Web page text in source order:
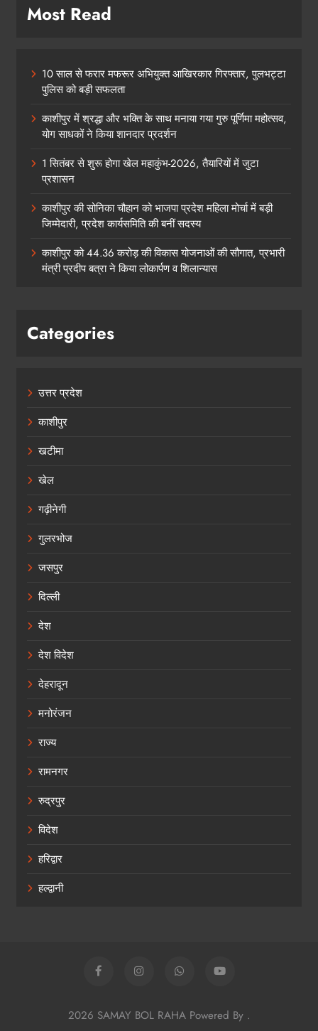
Most Read
10 साल से फरार मफरूर अभियुक्त आखिरकार गिरफ्तार, पुलभट्टा
पुलिस को बड़ी सफलता
काशीपुर में श्रद्धा और भक्ति के साथ मनाया गया गुरु पूर्णिमा महोत्सव,
योग साधकों ने किया शानदार प्रदर्शन
1 सितंबर से शुरू होगा खेल महाकुंभ-2026, तैयारियों में जुटा
प्रशासन
काशीपुर की सोनिका चौहान को भाजपा प्रदेश महिला मोर्चा में बड़ी
जिम्मेदारी, प्रदेश कार्यसमिति की बनीं सदस्य
काशीपुर को 44.36 करोड़ की विकास योजनाओं की सौगात, प्रभारी
मंत्री प्रदीप बत्रा ने किया लोकार्पण व शिलान्यास
Categories
उत्तर प्रदेश
काशीपुर
खटीमा
खेल
गढ़ीनेगी
गुलरभोज
जसपुर
दिल्ली
देश
देश विदेश
देहरादून
मनोरंजन
राज्य
रामनगर
रुद्रपुर
विदेश
हरिद्वार
हल्द्वानी
2026 SAMAY BOL RAHA Powered By .